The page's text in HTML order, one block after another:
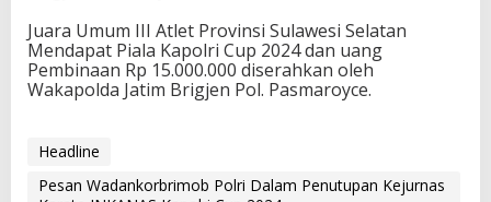
Juara Umum III Atlet Provinsi Sulawesi Selatan
Mendapat Piala Kapolri Cup 2024 dan uang
Pembinaan Rp 15.000.000 diserahkan oleh
Wakapolda Jatim Brigjen Pol. Pasmaroyce.
Headline
Pesan Wadankorbrimob Polri Dalam Penutupan Kejurnas